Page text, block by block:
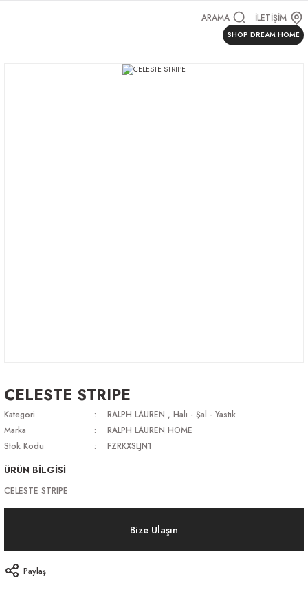
ARAMA İLETİŞİM
SHOP DREAM HOME
CELESTE STRIPE
Kategori RALPH LAUREN , Halı - Şal - Yastık
Marka
RALPH LAUREN HOME
Stok Kodu
FZRKXSLJN1
ÜRÜN BİLGİSİ
CELESTE STRIPE
Bize Ulaşın
Paylaş